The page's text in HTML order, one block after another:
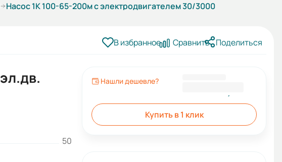
Насос 1К 100-65-200м с электродвигателем 30/3000
В избранное Сравнить Поделиться
50
Нашли дешевле?
Купить в 1 клик